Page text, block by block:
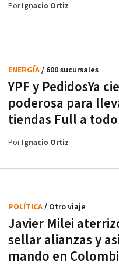
PorIgnacio Ortiz
YPF y PedidosYa
poderosa para
tiendas Full a
ENERGÍA/ 600 sucursales
PorIgnacio Ortiz
Javier Milei
sellar alianzas y
mando en
POLÍTICA/ Otro viaje